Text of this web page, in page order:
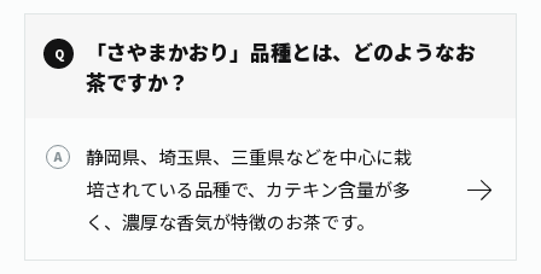
「さやまかおり」品種とは、どのようなお
茶ですか？
静岡県、埼玉県、三重県などを中心に栽
培されている品種で、カテキン含量が多
く、濃厚な香気が特徴のお茶です。